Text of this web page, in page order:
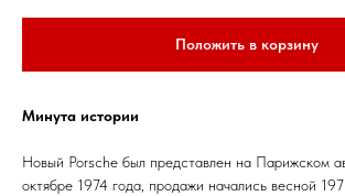
Положить в корзину
Минута истории
Новый Porsche был представлен на Парижском
октябре 1974 года, продажи начались весной